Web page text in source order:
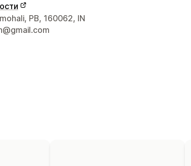
с дизайнераPB, 160062, IN